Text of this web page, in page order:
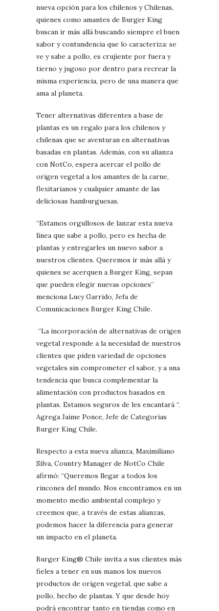
nueva opción para los chilenos y Chilenas,
quienes como amantes de Burger King
buscan ir más allá buscando siempre el buen
sabor y contundencia que lo caracteriza: se
ve y sabe a pollo, es crujiente por fuera y
tierno y jugoso por dentro para recrear la
misma experiencia, pero de una manera que
ama al planeta.
Tener alternativas diferentes a base de
plantas es un regalo para los chilenos y
chilenas que se aventuran en alternativas
basadas en plantas. Además, con su alianza
con NotCo, espera acercar el pollo de
origen vegetal a los amantes de la carne,
flexitarianos y cualquier amante de las
deliciosas hamburguesas.
“Estamos orgullosos de lanzar esta nueva
línea que sabe a pollo, pero es hecha de
plantas y entregarles un nuevo sabor a
nuestros clientes. Queremos ir más allá y
quienes se acerquen a Burger King, sepan
que pueden elegir nuevas opciones”
menciona Lucy Garrido, Jefa de
Comunicaciones Burger King Chile.
“La incorporación de alternativas de origen
vegetal responde a la necesidad de nuestros
clientes que piden variedad de opciones
vegetales sin comprometer el sabor, y a una
tendencia que busca complementar la
alimentación con productos basados en
plantas. Estamos seguros de les encantará “.
Agrega Jaime Ponce, Jefe de Categorías
Burger King Chile.
Respecto a esta nueva alianza, Maximiliano
Silva, Country Manager de NotCo Chile
afirmó: “Queremos llegar a todos los
rincones del mundo. Nos encontramos en un
momento medio ambiental complejo y
creemos que, a través de estas alianzas,
podemos hacer la diferencia para generar
un impacto en el planeta.
Burger King® Chile invita a sus clientes más
fieles a tener en sus manos los nuevos
productos de origen vegetal, que sabe a
pollo, hecho de plantas. Y que desde hoy
podrá encontrar tanto en tiendas como en